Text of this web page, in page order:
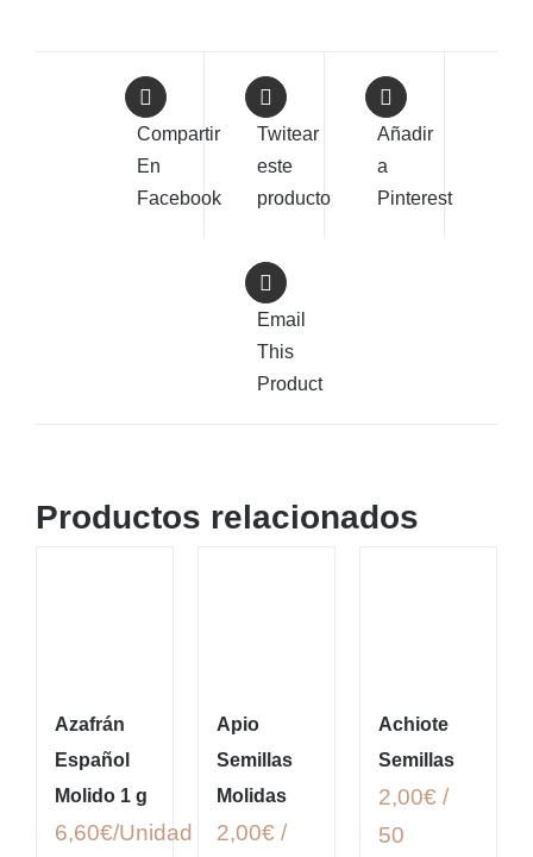
Compartir
En
Facebook
Twitear
este
producto
Añadir
a
Pinterest
Email
This
Product
Productos relacionados
Azafrán
Español
Molido 1 g
6,60€
Apio
Semillas
Molidas
2,00€ /
Achiote
Semillas
2,00€ /
50